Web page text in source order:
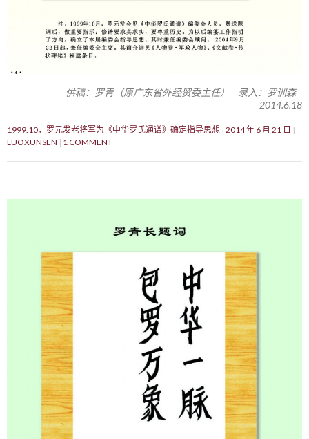
供稿：罗青（原广东省外经贸委主任） 录入：罗训森
2014.6.18
1999.10，罗元发老将军为《中华罗氏通谱》确定指导思想 2014 年 6 月 21 日
LUOXUNSEN
1 COMMENT